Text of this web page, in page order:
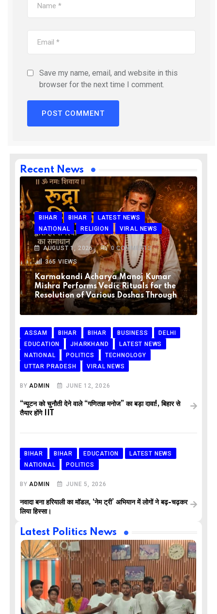
Save my name, email, and website in this
browser for the next time I comment.
Recent News
BIHAR BIHAR
LATEST NEWS
NATIONAL
RELIGION VIRAL NEWS
AUGUST 1, 2026 0COMMENTS
365VIEWS
Karmakandi Acharya Manoj Kumar
Mishra Performs Vedic Rituals for the
Resolution of Various Doshas Through
ASSAM BIHAR BIHAR BUSINESS
DELHI
EDUCATION
JHARKHAND
LATEST NEWS
NATIONAL
POLITICS
TECHNOLOGY
UTTAR PRADESH
VIRAL NEWS
BYADMIN JUNE 12, 2026
“न्यूटन को चुनौती देने वाले “गणितज्ञ मनोज” का बड़ा दावा!, बिहार से
तैयार होंगे IIT
BIHAR BIHAR EDUCATION
LATEST NEWS
NATIONAL
POLITICS
BYADMIN JUNE 5, 2026
नवादा बना हरियाली का मॉडल, ‘नेम ट्री’ अभियान में लोगों ने बढ़-चढ़कर
लिया हिस्सा।
Latest Politics News